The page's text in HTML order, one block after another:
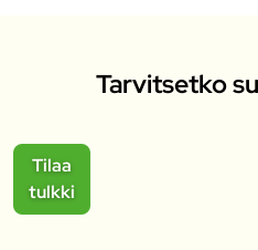
Tarvitsetko
Tilaa
tulkki